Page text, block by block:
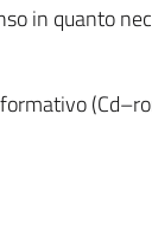
in quanto